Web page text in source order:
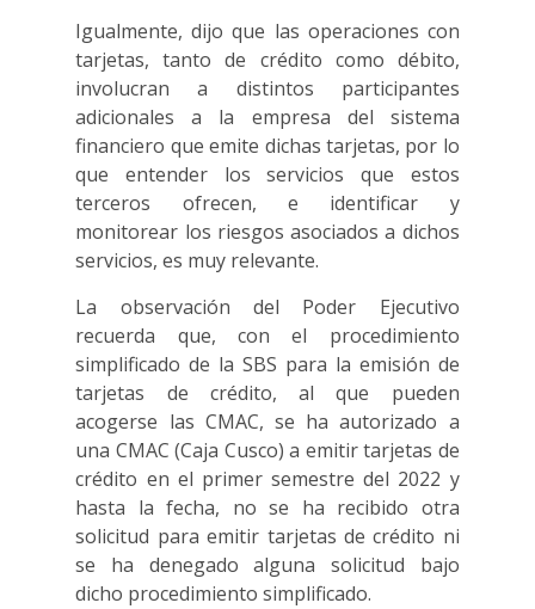
Igualmente, dijo que las operaciones con
tarjetas, tanto de crédito como débito,
involucran a distintos participantes
adicionales a la empresa del sistema
financiero que emite dichas tarjetas, por lo
que entender los servicios que estos
terceros ofrecen, e identificar y
monitorear los riesgos asociados a dichos
servicios, es muy relevante.
La observación del Poder Ejecutivo
recuerda que, con el procedimiento
simplificado de la SBS para la emisión de
tarjetas de crédito, al que pueden
acogerse las CMAC, se ha autorizado a
una CMAC (Caja Cusco) a emitir tarjetas de
crédito en el primer semestre del 2022 y
hasta la fecha, no se ha recibido otra
solicitud para emitir tarjetas de crédito ni
se ha denegado alguna solicitud bajo
dicho procedimiento simplificado.